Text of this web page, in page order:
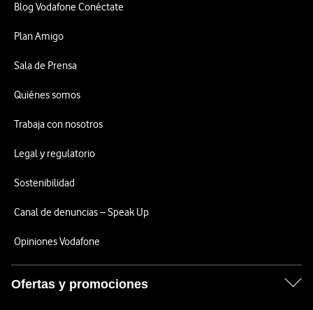
Blog Vodafone Conéctate
Plan Amigo
Sala de Prensa
Quiénes somos
Trabaja con nosotros
Legal y regulatorio
Sostenibilidad
Canal de denuncias – Speak Up
Opiniones Vodafone
Ofertas y promociones